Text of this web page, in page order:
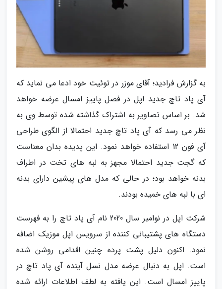
به گزارش فرادید؛ آقای موزر در توئیت خود ادعا می نماید که
آی پاد تاچ جدید اپل در فصل پاییز امسال عرضه خواهد
شد. بر اساس تصاویر به اشتراک گذاشته شده توسط وی به
نظر می رسد که آی پاد تاچ جدید احتمالا از الگوی طراحی
آی فون 12 استفاده خواهد نمود. این پدیده بدان معناست
که گجت جدید احتمالا مجهز به لبه های تخت در اطراف
بدنه خواهد بود؛ در حالی که مدل های پیشین دارای بدنه
ای با لبه های خمیده بودند.
شرکت اپل در نوامبر سال 2020 نام آی پاد تاچ را به فهرست
دستگاه های پشتیبانی کننده از سرویس اپل موزیک اضافه
نمود. اکنون دلیل پشت پرده چنین اقدامی روشن شده
است. اپل به دنبال عرضه مدل نسل آینده آی پاد تاچ در
پاییز امسال است. این یافته به لطف اطلاعات ارائه شده